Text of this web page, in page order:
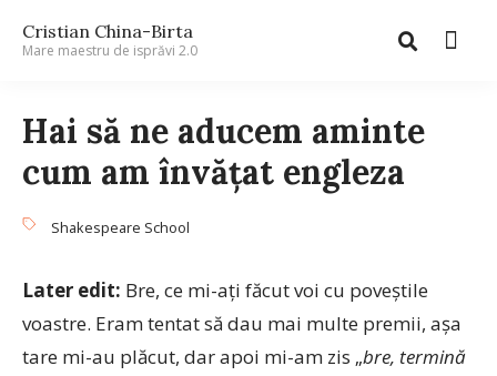
Cristian China-Birta
Mare maestru de isprăvi 2.0
Hai să ne aducem aminte
cum am învăţat engleza
Shakespeare School
Later edit: Bre, ce mi-aţi făcut voi cu poveştile
voastre. Eram tentat să dau mai multe premii, aşa
tare mi-au plăcut, dar apoi mi-am zis „bre, termină